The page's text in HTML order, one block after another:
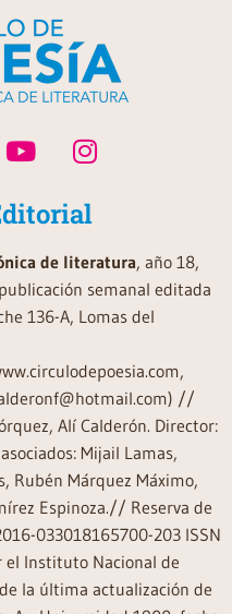
de literatura, año 18,
semanal editada
136-A, Lomas del
//
Alí Calderón. Director:
Mijail Lamas,
Rubén Márquez Máximo,
Espinoza.// Reserva de
033018165700-203 ISSN
el Instituto Nacional de
la última actualización de